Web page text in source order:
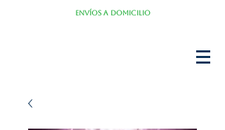
Envíos a domicilio